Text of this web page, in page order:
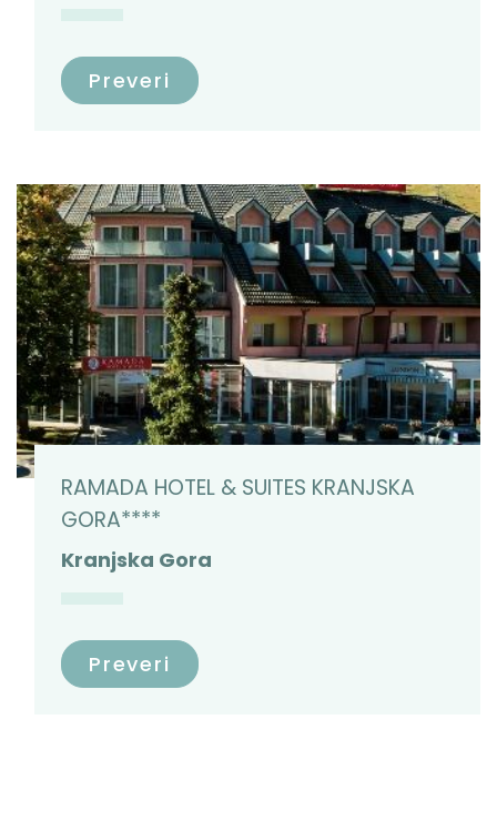
Preveri
RAMADA HOTEL & SUITES KRANJSKA
GORA****
Kranjska Gora
Preveri